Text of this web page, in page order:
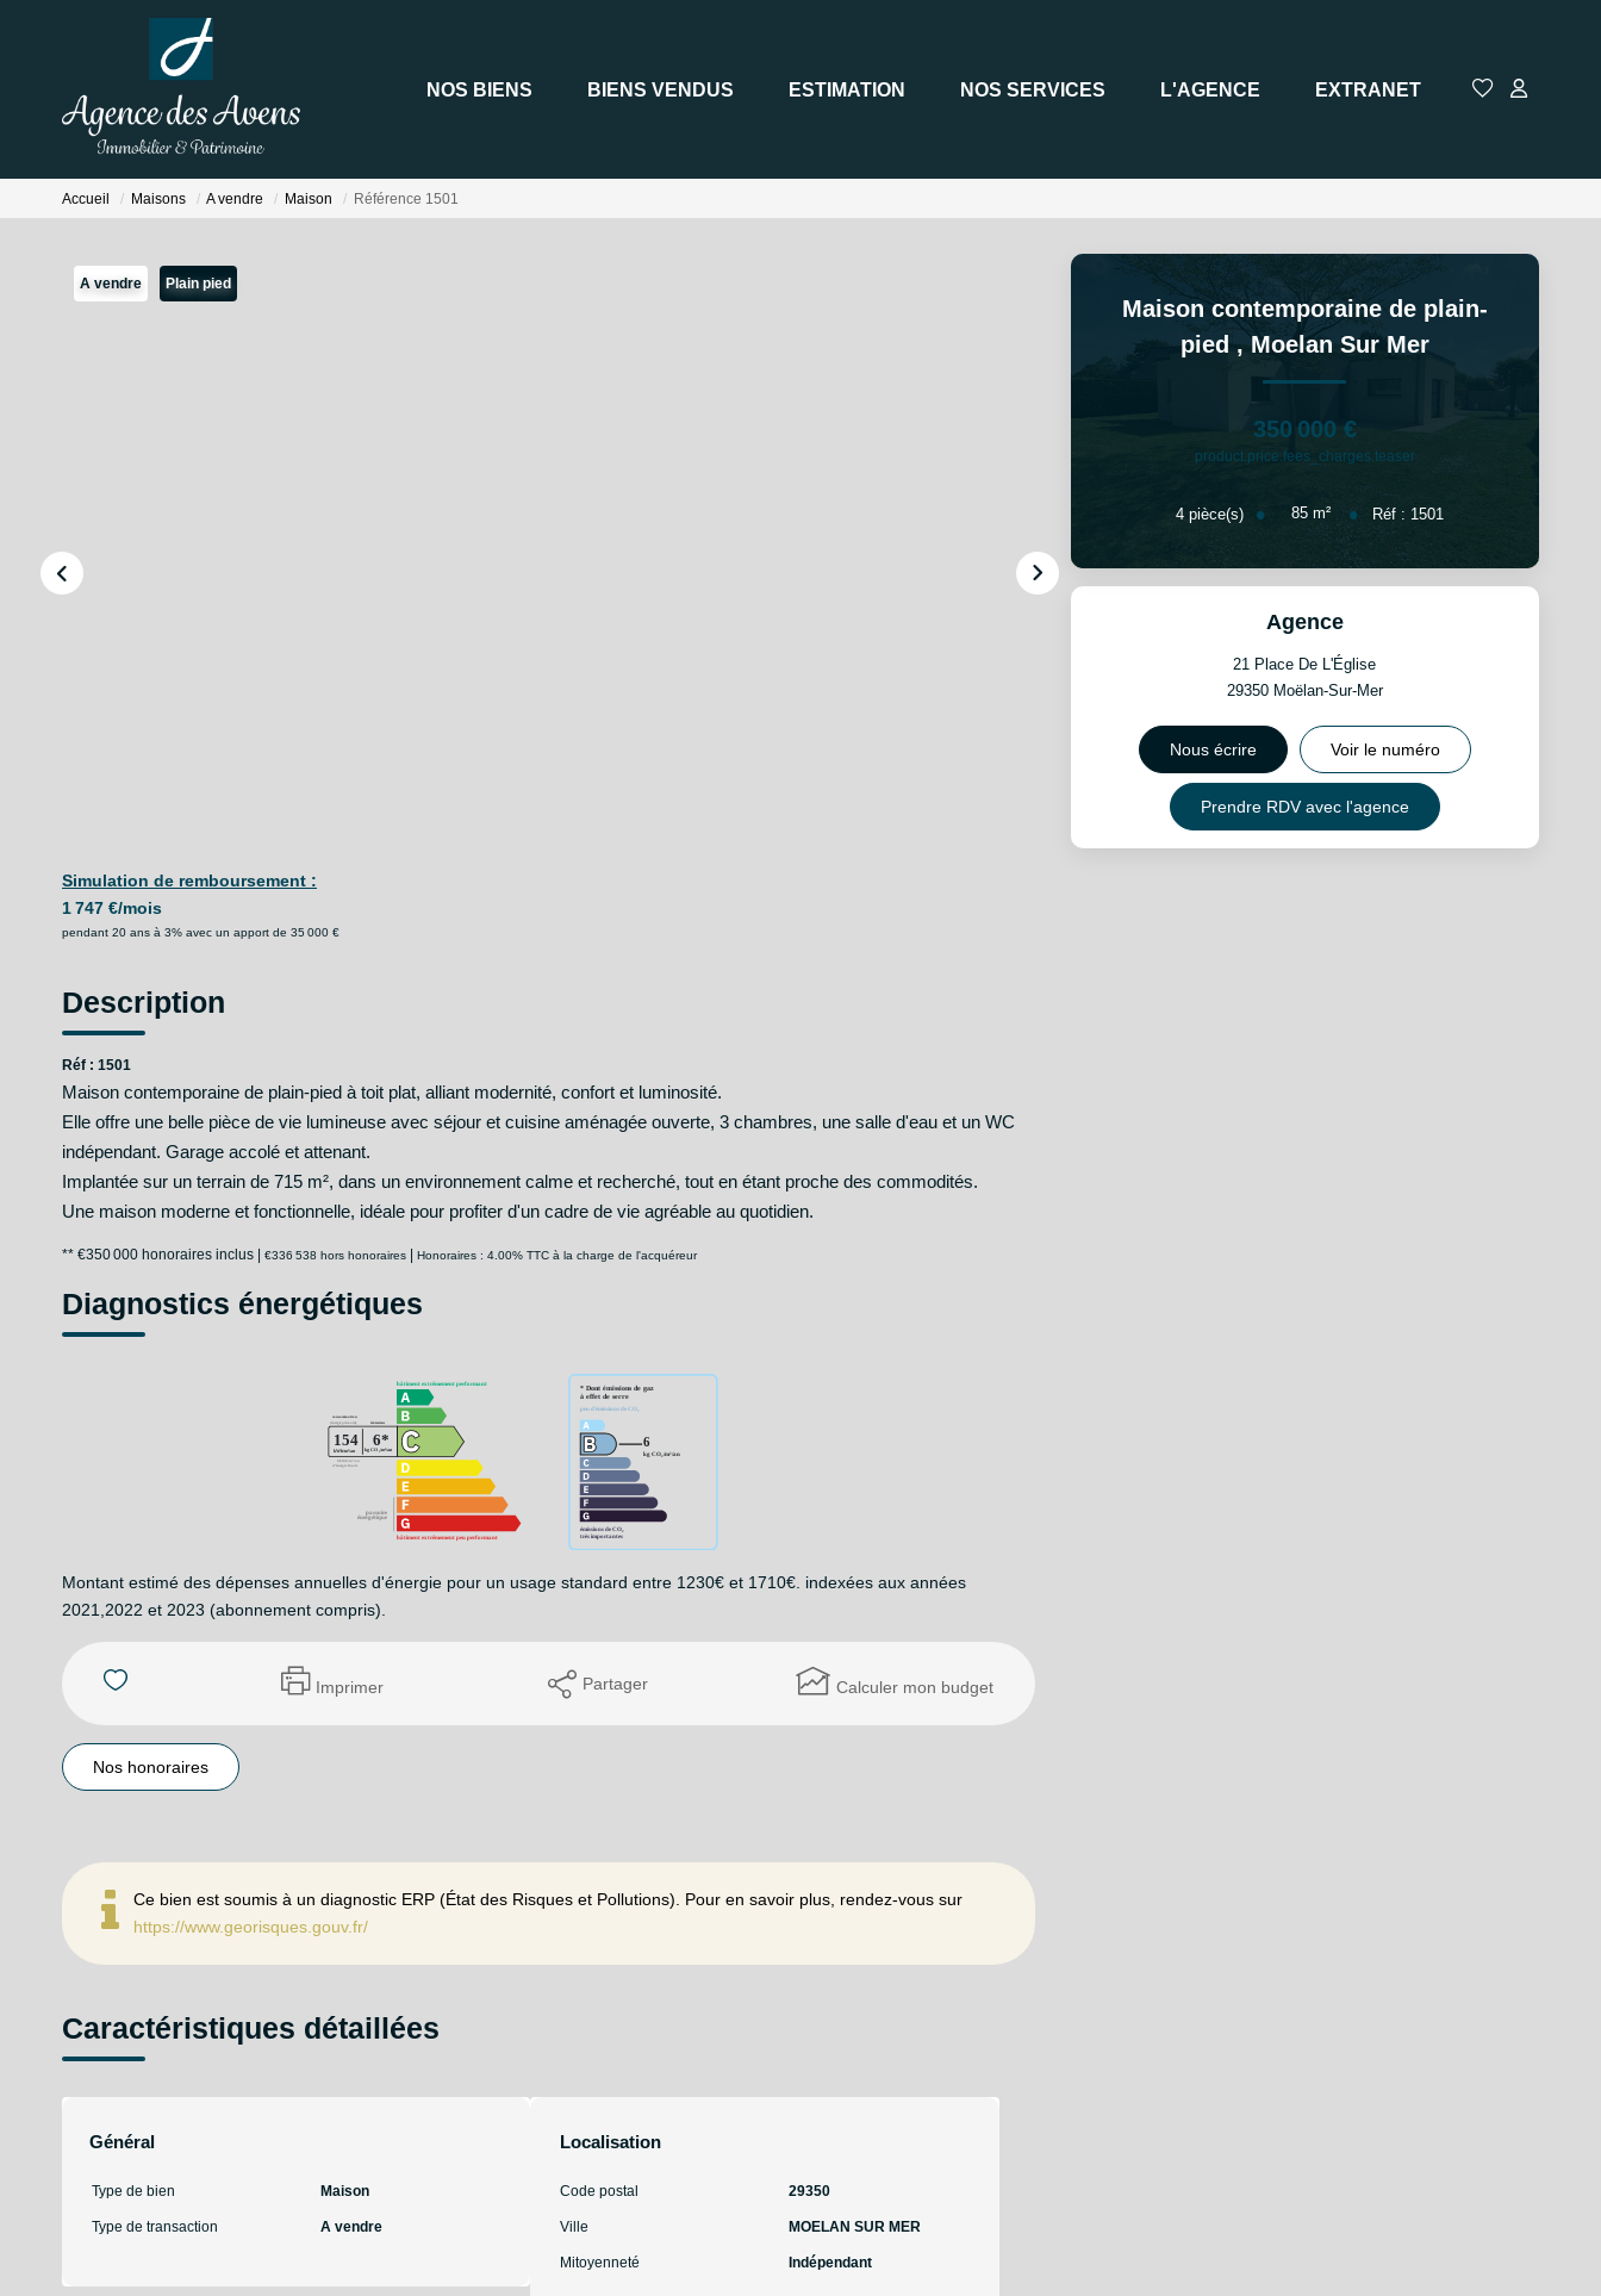
NOS BIENS BIENS VENDUS ESTIMATION NOS SERVICES L'AGENCE EXTRANET
Accueil Maisons A vendre Maison Référence 1501
A vendre Plain pied
Simulation de remboursement :
1 747 €/mois
pendant 20 ans à 3% avec un apport de 35 000 €
Description
Réf : 1501
Maison contemporaine de plain-pied à toit plat, alliant modernité, confort et luminosité.
Elle offre une belle pièce de vie lumineuse avec séjour et cuisine aménagée ouverte, 3 chambres, une salle d'eau et un WC
indépendant. Garage accolé et attenant.
Implantée sur un terrain de 715 m², dans un environnement calme et recherché, tout en étant proche des commodités.
Une maison moderne et fonctionnelle, idéale pour profiter d'un cadre de vie agréable au quotidien.
** €350 000 honoraires inclus €336 538 hors honoraires Honoraires : 4.00% TTC à la charge de l'acquéreur
Diagnostics énergétiques
Montant estimé des dépenses annuelles d'énergie pour un usage standard entre 1230€ et 1710€. indexées aux années
2021,2022 et 2023 (abonnement compris).
Imprimer Partager Calculer mon budget
Nos honoraires
Ce bien est soumis à un diagnostic ERP (État des Risques et Pollutions). Pour en savoir plus, rendez-vous sur
https://www.georisques.gouv.fr/
Caractéristiques détaillées
Général
Type de bien Maison
Type de transaction A vendre
Localisation
Code postal 29350
Ville MOELAN SUR MER
Mitoyenneté Indépendant
Maison contemporaine de plain-
pied , Moelan Sur Mer
350 000 €
product.price.fees_charges.teaser
4 pièce(s) 85 m² Réf : 1501
Agence
21 Place De L'Église
29350 Moëlan-Sur-Mer
Nous écrire Voir le numéro
Prendre RDV avec l'agence